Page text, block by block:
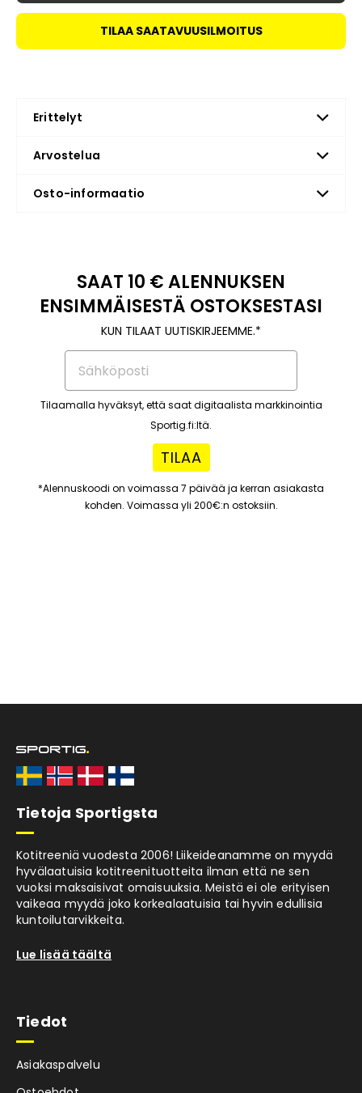
TILAA SAATAVUUSILMOITUS
Erittelyt
Arvostelua
Osto-informaatio
SAAT 10 € ALENNUKSEN
ENSIMMÄISESTÄ OSTOKSESTASI
KUN TILAAT UUTISKIRJEEMME.*
Tilaamalla hyväksyt, että saat digitaalista markkinointia
Sportig.fi:ltä.
TILAA
*Alennuskoodi on voimassa 7 päivää ja kerran asiakasta
kohden. Voimassa yli 200€:n ostoksiin.
Tietoja Sportigsta
Kotitreeniä vuodesta 2006! Liikeideanamme on myydä
hyvälaatuisia kotitreenituotteita ilman että ne sen
vuoksi maksaisivat omaisuuksia. Meistä ei ole erityisen
vaikeaa myydä joko korkealaatuisia tai hyvin edullisia
kuntoilutarvikkeita.
Lue lisää täältä
Tiedot
Asiakaspalvelu